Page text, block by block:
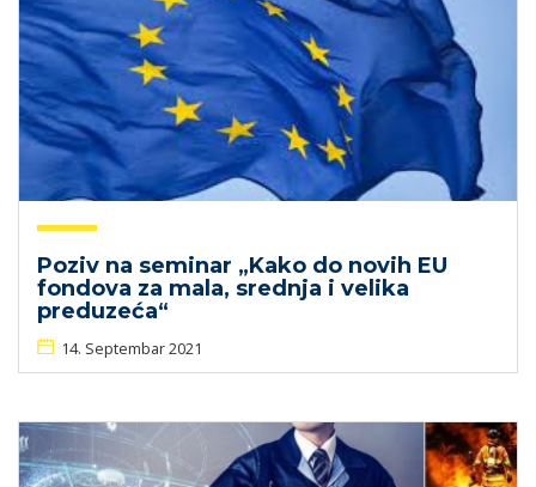
Poziv na seminar „Kako do novih EU
fondova za mala, srednja i velika
preduzeća“
14. Septembar 2021